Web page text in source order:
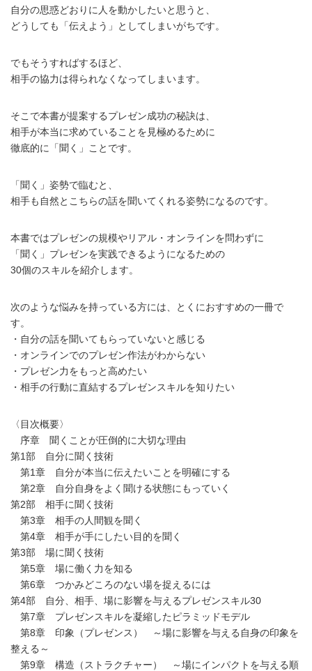
自分の思惑どおりに人を動かしたいと思うと、
どうしても「伝えよう」としてしまいがちです。
でもそうすればするほど、
相手の協力は得られなくなってしまいます。
そこで本書が提案するプレゼン成功の秘訣は、
相手が本当に求めていることを見極めるために
徹底的に「聞く」ことです。
「聞く」姿勢で臨むと、
相手も自然とこちらの話を聞いてくれる姿勢になるのです。
本書ではプレゼンの規模やリアル・オンラインを問わずに
「聞く」プレゼンを実践できるようになるための
30個のスキルを紹介します。
次のような悩みを持っている方には、とくにおすすめの一冊で
す。
・自分の話を聞いてもらっていないと感じる
・オンラインでのプレゼン作法がわからない
・プレゼン力をもっと高めたい
・相手の行動に直結するプレゼンスキルを知りたい
〈目次概要〉
序章 聞くことが圧倒的に大切な理由
第1部 自分に聞く技術
第1章 自分が本当に伝えたいことを明確にする
第2章 自分自身をよく聞ける状態にもっていく
第2部 相手に聞く技術
第3章 相手の人間観を聞く
第4章 相手が手にしたい目的を聞く
第3部 場に聞く技術
第5章 場に働く力を知る
第6章 つかみどころのない場を捉えるには
第4部 自分、相手、場に影響を与えるプレゼンスキル30
第7章 プレゼンスキルを凝縮したピラミッドモデル
第8章 印象（プレゼンス） ～場に影響を与える自身の印象を
整える～
第9章 構造（ストラクチャー） ～場にインパクトを与える順